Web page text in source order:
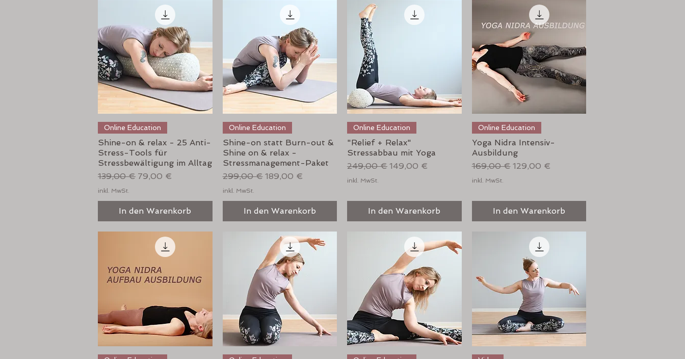
Schnellansicht
Online Education
Shine-on & relax - 25 Anti-
Stress-Tools für
Stressbewältigung im Alltag
Standardpreis
139,00 € Sale-Preis
79,00 €
inkl. MwSt.
In den Warenkorb
Schnellansicht
Online Education
Shine-on statt Burn-out &
Shine on & relax -
Stressmanagement-Paket
Standardpreis
299,00 € Sale-Preis
189,00 €
inkl. MwSt.
In den Warenkorb
Schnellansicht
Online Education
"Relief + Relax"
Stressabbau mit Yoga
Standardpreis
249,00 € Sale-Preis
149,00 €
inkl. MwSt.
In den Warenkorb
Schnellansicht
Online Education
Yoga Nidra Intensiv-
Ausbildung
Standardpreis
169,00 € Sale-Preis
129,00 €
inkl. MwSt.
In den Warenkorb